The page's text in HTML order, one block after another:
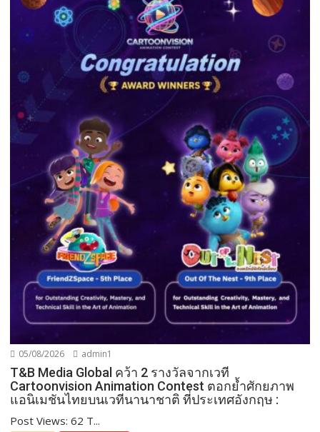
05/08/2026 admin1
T&B Media Global คว้า 2 รางวัลจากเวที
Cartoonvision Animation Contest ตอกย้ำศักยภาพ
แอนิเมชันไทยบนเวทีนานาชาติ ที่ประเทศอังกฤษ :
Post Views: 62 T...